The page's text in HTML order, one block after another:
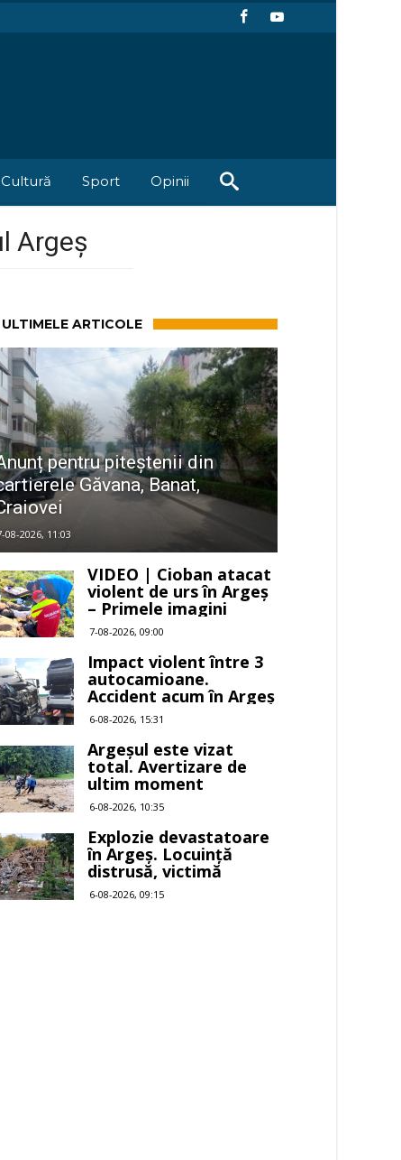
Cultură Sport Opinii
Argeș
ULTIMELE ARTICOLE
pentru piteștenii din
Găvana, Banat,
08-2026, 11:03
VIDEO | Cioban atacat
violent de urs în Argeș
– Primele imagini
7-08-2026, 09:00
Impact violent între 3
autocamioane.
Accident acum în Argeș
6-08-2026, 15:31
Argeșul este vizat
total. Avertizare de
ultim moment
6-08-2026, 10:35
Explozie devastatoare
în Argeș. Locuință
distrusă, victimă
6-08-2026, 09:15